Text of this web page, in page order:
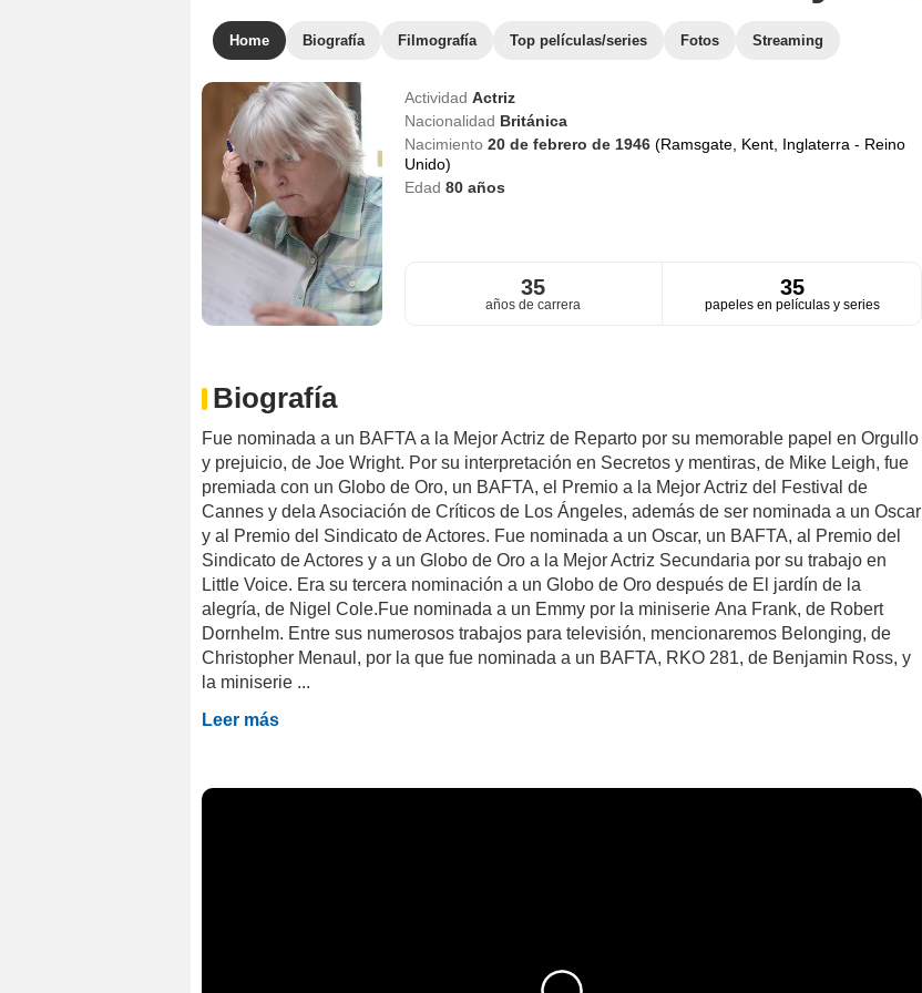
Home Biografía Filmografía Top películas/series Fotos Streaming
Actividad Actriz
Nacionalidad Británica
Nacimiento 20 de febrero de 1946 (Ramsgate, Kent, Inglaterra - Reino
Unido)
Edad 80años
35
años de carrera
35
papeles en películas y series
Biografía
Fue nominada a un BAFTA a la Mejor Actriz de Reparto por su memorable papel en Orgullo
y prejuicio, de Joe Wright. Por su interpretación en Secretos y mentiras, de Mike Leigh, fue
premiada con un Globo de Oro, un BAFTA, el Premio a la Mejor Actriz del Festival de
Cannes y dela Asociación de Críticos de Los Ángeles, además de ser nominada a un Oscar
y al Premio del Sindicato de Actores. Fue nominada a un Oscar, un BAFTA, al Premio del
Sindicato de Actores y a un Globo de Oro a la Mejor Actriz Secundaria por su trabajo en
Little Voice. Era su tercera nominación a un Globo de Oro después de El jardín de la
alegría, de Nigel Cole.Fue nominada a un Emmy por la miniserie Ana Frank, de Robert
Dornhelm. Entre sus numerosos trabajos para televisión, mencionaremos Belonging, de
Christopher Menaul, por la que fue nominada a un BAFTA, RKO 281, de Benjamin Ross, y
la miniserie ...
Leer más